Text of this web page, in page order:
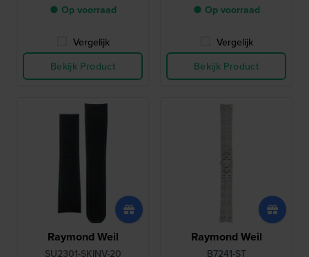
● Op voorraad
Vergelijk
Bekijk Product
● Op voorraad
Vergelijk
Bekijk Product
Raymond Weil
SU2301-SKINV-20
Raymond Weil
B7241-ST